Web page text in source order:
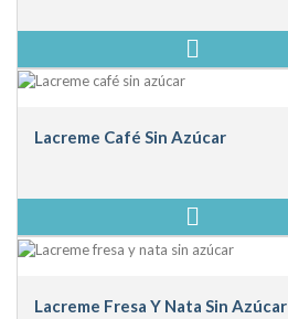
Lacreme Café Sin Azúcar
Lacreme Fresa Y Nata Sin Azúcar